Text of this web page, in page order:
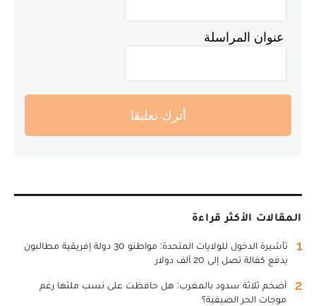
عنوان المراسلة
أترك تعليقا
المقالات الأكثر قراءة
1
تأشيرة الدخول للولايات المتحدة: مواطنو 30 دولة إفريقية مطالبون
بدفع كفالة تصل إلى 20 ألف دولار
2
أضخم ثلاثة سدود بالمغرب: هل حافظت على نسب ملئها رغم
موجات الحر الصيفية؟